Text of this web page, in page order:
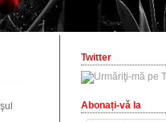
Twitter
Abonați-vă la